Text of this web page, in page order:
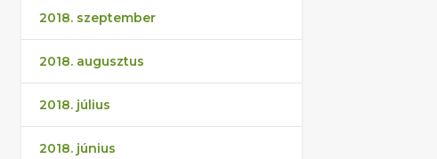
2018. szeptember
2018. augusztus
2018. július
2018. június